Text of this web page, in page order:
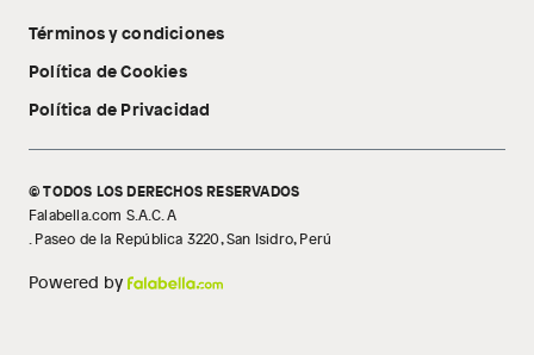
Tecnología Pillow Walk
Libro de reclamaciones
Términos y condiciones
Política de Cookies
Política de Privacidad
© TODOS LOS DERECHOS RESERVADOS
Falabella.com S.A.C. A
. Paseo de la República 3220, San Isidro, Perú
Powered by